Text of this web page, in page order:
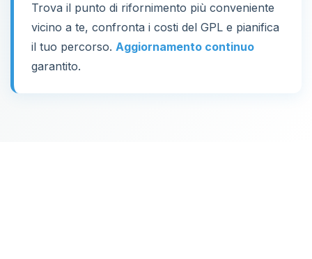
Trova il punto di rifornimento più conveniente
vicino a te, confronta i costi del GPL e pianifica
il tuo percorso. Aggiornamento continuo
garantito.